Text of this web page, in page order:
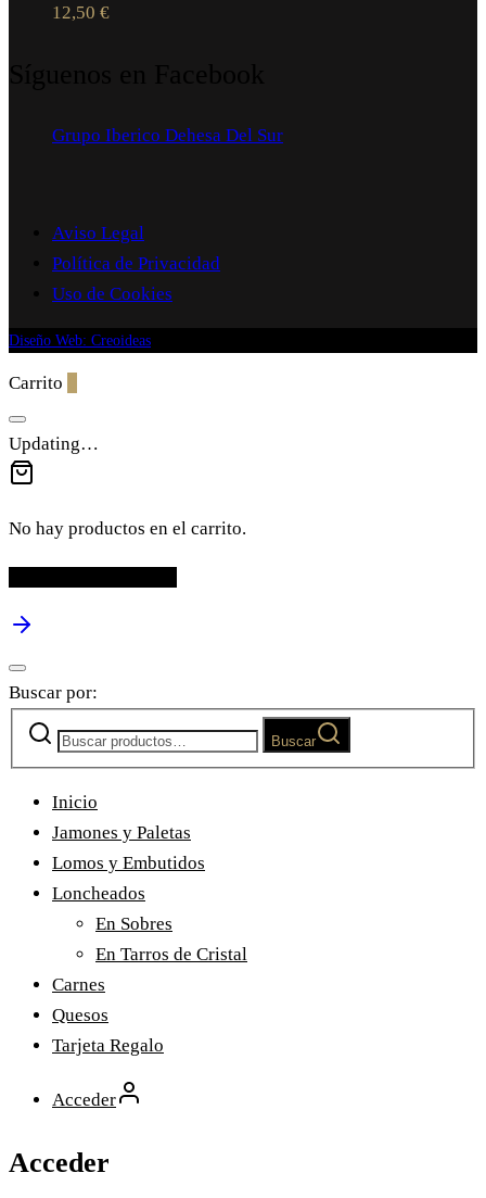
12,50 €
Grupo Iberico Dehesa Del Sur
Aviso Legal
Política de Privacidad
Uso de Cookies
Diseño Web: Creoideas
Carrito
Updating…
No hay productos en el carrito.
Buscar por:
Buscar
Inicio
Jamones y Paletas
Lomos y Embutidos
Loncheados
En Sobres
En Tarros de Cristal
Carnes
Quesos
Tarjeta Regalo
Acceder
Acceder